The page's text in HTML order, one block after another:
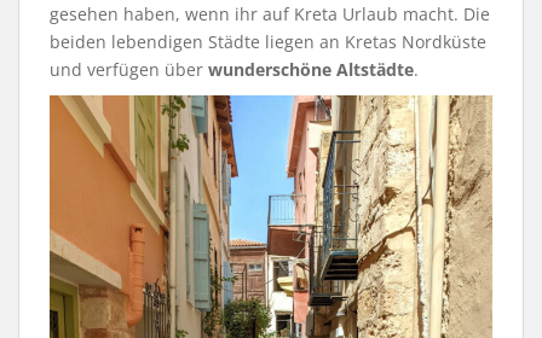
gesehen haben, wenn ihr auf Kreta Urlaub macht. Die
beiden lebendigen Städte liegen an Kretas Nordküste
und verfügen über wunderschöne Altstädte.